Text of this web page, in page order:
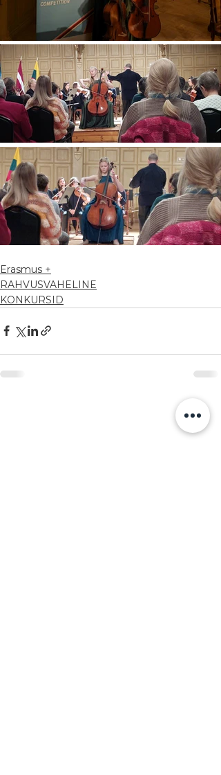
Erasmus +
RAHVUSVAHELINE
KONKURSID